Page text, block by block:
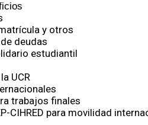
y otros
deudas
estudiantil
UCR
trabajos finales
CIHRED para movilidad